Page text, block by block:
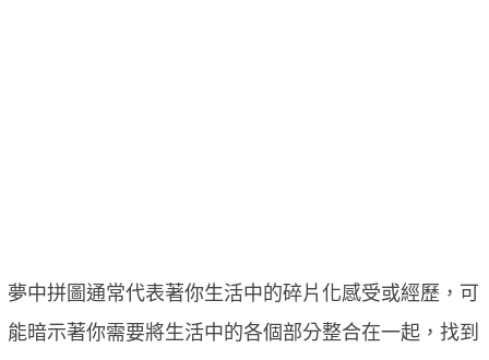
夢中拼圖通常代表著你生活中的碎片化感受或經歷，可
能暗示著你需要將生活中的各個部分整合在一起，找到